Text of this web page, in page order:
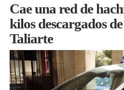
Cae una red de
kilos descargados
Taliarte